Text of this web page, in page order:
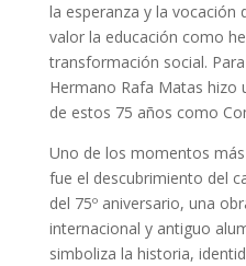
la esperanza y la vocación
valor la educación como
transformación social.
Hermano Rafa Matas hizo
de estos 75 años como
Uno de los momentos
fue el descubrimiento del
del 75º aniversario, una
internacional y antiguo
simboliza la historia,